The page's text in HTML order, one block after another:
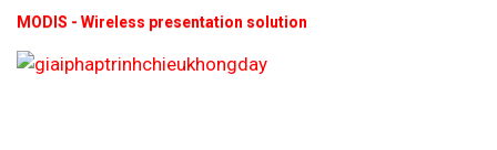
MODIS - Wireless presentation solution